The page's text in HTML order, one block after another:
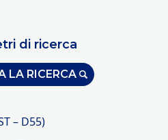
di ricerca
LA RICERCA
– D55)